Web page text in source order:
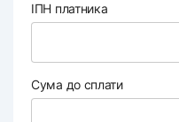
ІПН платника
Сума до сплати